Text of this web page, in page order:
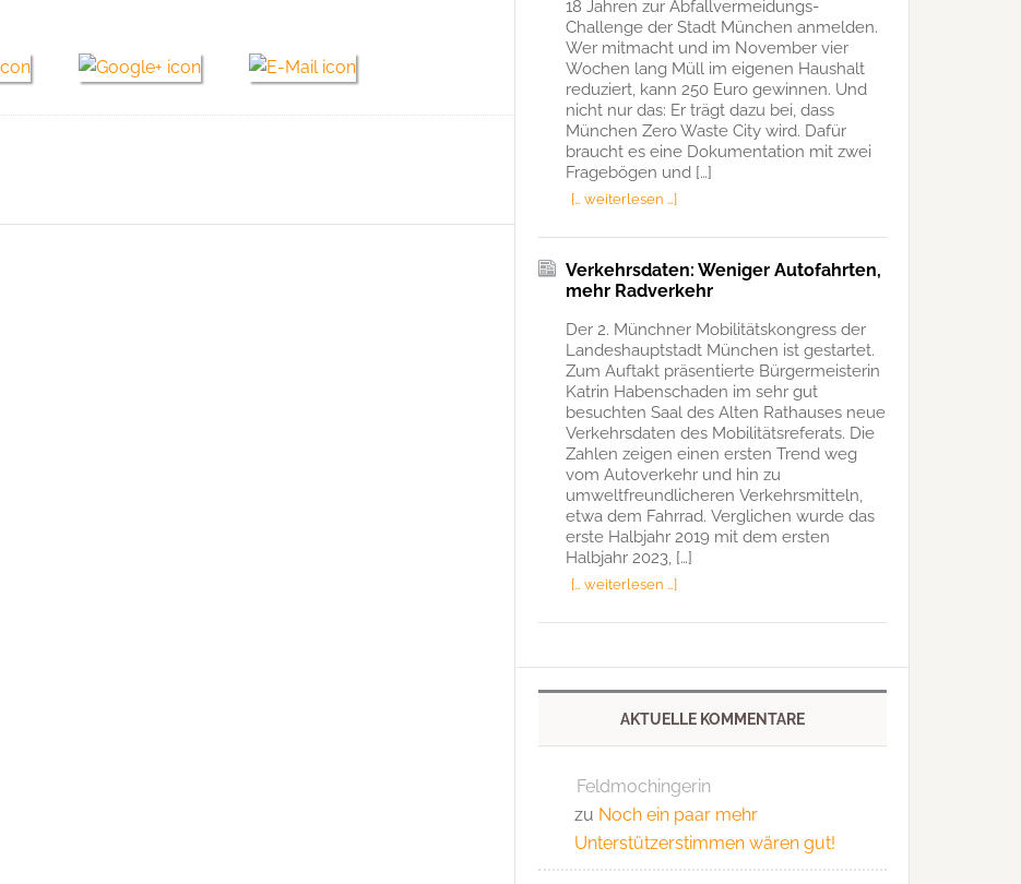
18 Jahren zur Abfallvermeidungs-
Challenge der Stadt München anmelden.
Wer mitmacht und im November vier
Wochen lang Müll im eigenen Haushalt
reduziert, kann 250 Euro gewinnen. Und
nicht nur das: Er trägt dazu bei, dass
München Zero Waste City wird. Dafür
braucht es eine Dokumentation mit zwei
Fragebögen und […]
[… weiterlesen …]
Verkehrsdaten: Weniger Autofahrten,
mehr Radverkehr
Der 2. Münchner Mobilitätskongress der
Landeshauptstadt München ist gestartet.
Zum Auftakt präsentierte Bürgermeisterin
Katrin Habenschaden im sehr gut
besuchten Saal des Alten Rathauses neue
Verkehrsdaten des Mobilitätsreferats. Die
Zahlen zeigen einen ersten Trend weg
vom Autoverkehr und hin zu
umweltfreundlicheren Verkehrsmitteln,
etwa dem Fahrrad. Verglichen wurde das
erste Halbjahr 2019 mit dem ersten
Halbjahr 2023, […]
[… weiterlesen …]
AKTUELLE KOMMENTARE
Feldmochingerin
zu Noch ein paar mehr
Unterstützerstimmen wären gut!